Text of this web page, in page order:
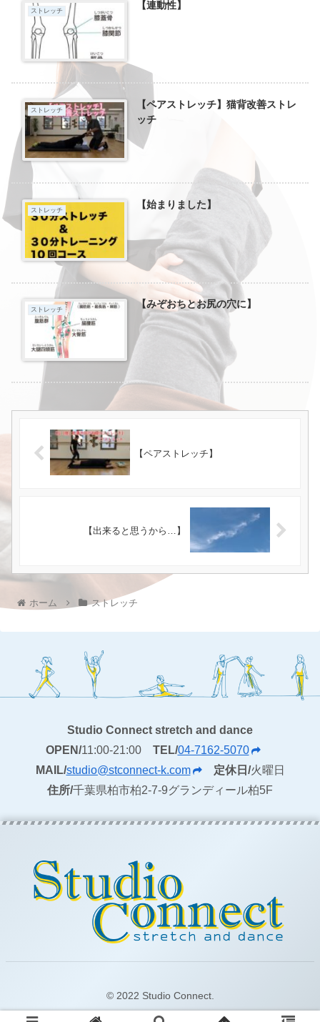
ストレッチ 【連動性】
ストレッチ
【ペアストレッチ】猫背改善ストレ
ッチ
ストレッチ 【始まりました】
ストレッチ 【みぞおちとお尻の穴に】
【ペアストレッチ】
【出来ると思うから…】
ホーム ストレッチ
Studio Connect stretch and dance
OPEN/11:00-21:00 TEL/04-7162-5070
MAIL/studio@stconnect-k.com 定休日/火曜日
住所/千葉県柏市柏2-7-9グランディール柏5F
© 2022 Studio Connect.